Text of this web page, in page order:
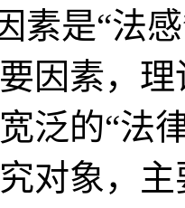
素是“法感
因素，
泛的“法
对象，